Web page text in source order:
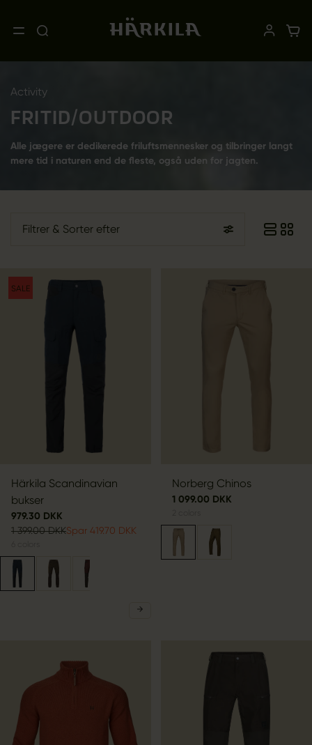
Activity
FRITID/OUTDOOR
Alle jægere er dedikerede friluftsmennesker og tilbringer langt
mere tid i naturen end de fleste, også uden for jagten.
Filtrer & Sorter efter
SALE
Härkila Scandinavian
bukser
979.30 DKK
1 399.00 DKKSpar 419.70 DKK
Norberg Chinos
1 099.00 DKK